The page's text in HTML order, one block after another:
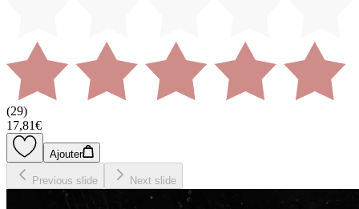
(29)
17,81€
Ajouter
Previous slide Next slide